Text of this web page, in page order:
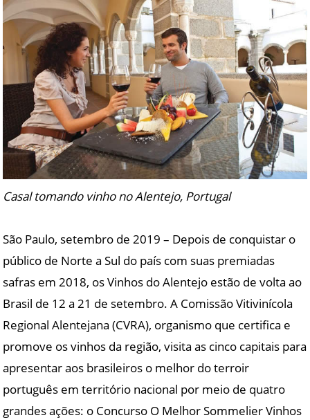
Casal tomando vinho no Alentejo, Portugal
São Paulo, setembro de 2019 – Depois de conquistar o
público de Norte a Sul do país com suas premiadas
safras em 2018, os Vinhos do Alentejo estão de volta ao
Brasil de 12 a 21 de setembro. A Comissão Vitivinícola
Regional Alentejana (CVRA), organismo que certifica e
promove os vinhos da região, visita as cinco capitais para
apresentar aos brasileiros o melhor do terroir
português em território nacional por meio de quatro
grandes ações: o Concurso O Melhor Sommelier Vinhos